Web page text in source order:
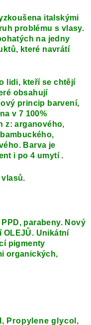
italskými
problému s vlasy.
na jedny
které navrátí
lidi, kteří se chtějí
obsahují
princip barvení,
v 7 100%
z: arganového,
Barva je
i po 4 umytí .
vlasů.
parabeny. Nový
OLEJŮ. Unikátní
pigmenty
organických,
Propylene glycol,